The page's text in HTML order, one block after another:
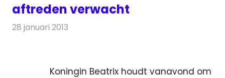
aftreden verwacht
28 januari 2013
Koningin Beatrix houdt vanavond om